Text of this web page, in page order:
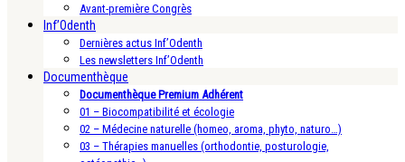
Avant-première Congrès
Inf’Odenth
Dernières actus Inf’Odenth
Les newsletters Inf’Odenth
Documenthèque
Documenthèque Premium Adhérent
01 – Biocompatibilité et écologie
02 – Médecine naturelle (homeo, aroma, phyto, naturo…)
03 – Thérapies manuelles (orthodontie, posturologie,